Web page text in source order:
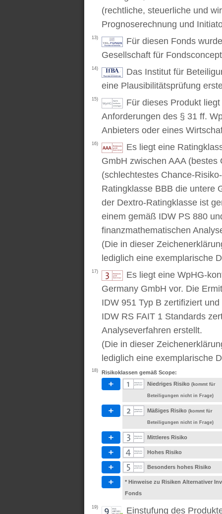
(rechtliche, steuerliche und
Prognoserechnung und
13)
Für diesen Fonds
Gesellschaft für
14)
Das Institut für
eine Plausibilitätsprüfung
15)
Für dieses Produkt
Anforderungen des § 31 ff.
Anbieters oder eines
16)
Es liegt eine
GmbH zwischen AAA
(schlechtestes Chance-
Ratingklasse BBB die untere
der Dextro-Ratingklasse ist
einem gemäß IDW PS 880
finanzmathematischen
(Die in dieser
lediglich eine exemplarische
17)
Es liegt eine WpHG-
Germany GmbH vor. Die
IDW 951 Typ B zertifiziert
IDW RS FAIT 1 Standards
Analyseverfahren erstellt.
(Die in dieser
lediglich eine exemplarische
18)
Risikoklassen gemäß Scope:
Niedriges Risiko (kommt für
Beteiligungen nicht in Frage)
Mäßiges Risiko (kommt für
Beteiligungen nicht in Frage)
Mittleres Risiko
Hohes Risiko
Besonders hohes Risiko
* Hinweise zu Risiken Alternativer
Fonds
19) Einstufung des